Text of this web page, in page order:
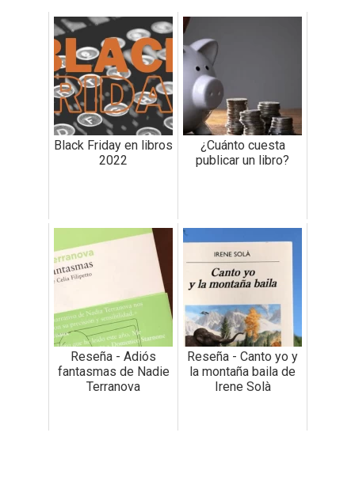
Black Friday en libros
2022
¿Cuánto cuesta
publicar un libro?
Reseña - Adiós
fantasmas de Nadie
Terranova
Reseña - Canto yo y
la montaña baila de
Irene Solà